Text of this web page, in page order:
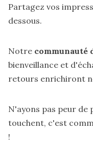
Partagez vos
dessous.
Notre communauté
bienveillance et
retours enrichiront
N'ayons pas peur de
touchent, c'est
!